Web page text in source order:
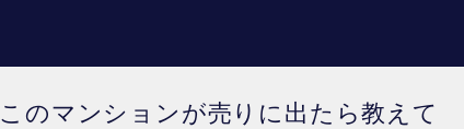
このマンションが売りに出たら教えて